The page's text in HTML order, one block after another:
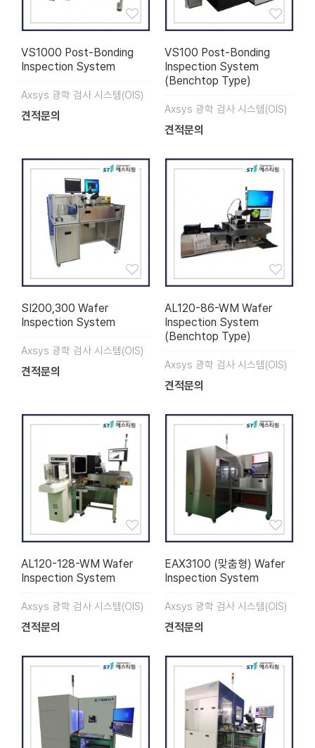
VS1000 Post-Bonding
Inspection System
Axsys 광학 검사 시스템(OIS)
견적문의
VS100 Post-Bonding
Inspection System
(Benchtop Type)
Axsys 광학 검사 시스템(OIS)
견적문의
SI200,300 Wafer
Inspection System
Axsys 광학 검사 시스템(OIS)
견적문의
AL120-86-WM Wafer
Inspection System
(Benchtop Type)
Axsys 광학 검사 시스템(OIS)
견적문의
AL120-128-WM Wafer
Inspection System
Axsys 광학 검사 시스템(OIS)
견적문의
EAX3100 (맞춤형) Wafer
Inspection System
Axsys 광학 검사 시스템(OIS)
견적문의